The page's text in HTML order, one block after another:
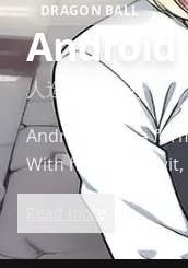
DRAGON BALL
Android
人造人間18号
Android 18 is a
With her sharp
devotion to her
iconic women in
Read more